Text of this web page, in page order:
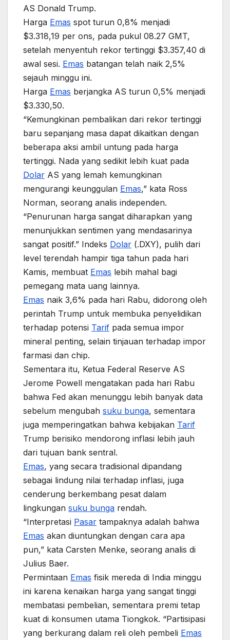
AS Donald Trump.
Harga Emas spot turun 0,8% menjadi
$3.318,19 per ons, pada pukul 08.27 GMT,
setelah menyentuh rekor tertinggi $3.357,40 di
awal sesi. Emas batangan telah naik 2,5%
sejauh minggu ini.
Harga Emas berjangka AS turun 0,5% menjadi
$3.330,50.
“Kemungkinan pembalikan dari rekor tertinggi
baru sepanjang masa dapat dikaitkan dengan
beberapa aksi ambil untung pada harga
tertinggi. Nada yang sedikit lebih kuat pada
Dolar AS yang lemah kemungkinan
mengurangi keunggulan Emas,” kata Ross
Norman, seorang analis independen.
“Penurunan harga sangat diharapkan yang
menunjukkan sentimen yang mendasarinya
sangat positif.” Indeks Dolar (.DXY), pulih dari
level terendah hampir tiga tahun pada hari
Kamis, membuat Emas lebih mahal bagi
pemegang mata uang lainnya.
Emas naik 3,6% pada hari Rabu, didorong oleh
perintah Trump untuk membuka penyelidikan
terhadap potensi Tarif pada semua impor
mineral penting, selain tinjauan terhadap impor
farmasi dan chip.
Sementara itu, Ketua Federal Reserve AS
Jerome Powell mengatakan pada hari Rabu
bahwa Fed akan menunggu lebih banyak data
sebelum mengubah suku bunga, sementara
juga memperingatkan bahwa kebijakan Tarif
Trump berisiko mendorong inflasi lebih jauh
dari tujuan bank sentral.
Emas, yang secara tradisional dipandang
sebagai lindung nilai terhadap inflasi, juga
cenderung berkembang pesat dalam
lingkungan suku bunga rendah.
“Interpretasi Pasar tampaknya adalah bahwa
Emas akan diuntungkan dengan cara apa
pun,” kata Carsten Menke, seorang analis di
Julius Baer.
Permintaan Emas fisik mereda di India minggu
ini karena kenaikan harga yang sangat tinggi
membatasi pembelian, sementara premi tetap
kuat di konsumen utama Tiongkok. “Partisipasi
yang berkurang dalam reli oleh pembeli Emas